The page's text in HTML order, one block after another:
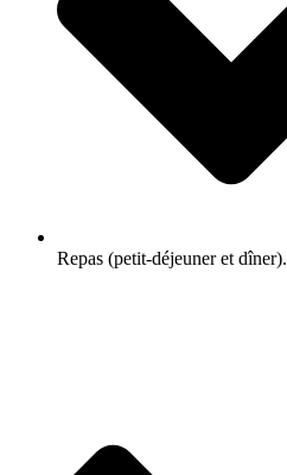
Repas (petit-déjeuner et dîner).